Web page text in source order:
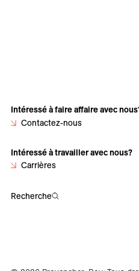
Intéressé à faire affaire avec
Contactez-nous
Intéressé à travailler avec nous?
Carrières
Recherche